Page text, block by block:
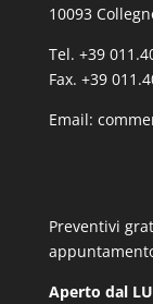
10093
Tel. +39
Fax. +39
Email:
Preventivi
Aperto dal